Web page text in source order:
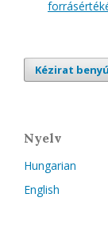
Kézirat
Nyelv
Hungarian
English